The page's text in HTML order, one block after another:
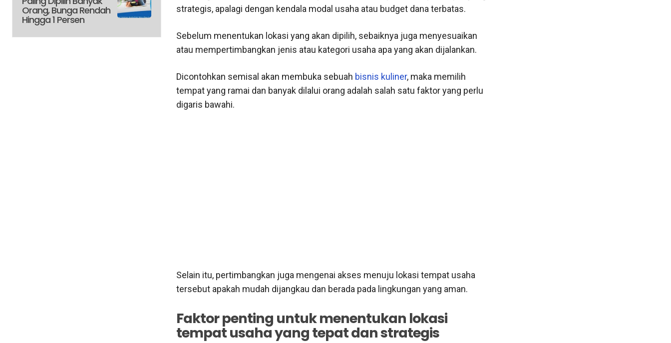
Orang, Bunga Rendah
Hingga 1 Persen
strategis, apalagi dengan kendala modal usaha atau budget dana terbatas.
Sebelum menentukan lokasi yang akan dipilih, sebaiknya juga menyesuaikan
atau mempertimbangkan jenis atau kategori usaha apa yang akan dijalankan.
Dicontohkan semisal akan membuka sebuah bisnis kuliner, maka memilih
tempat yang ramai dan banyak dilalui orang adalah salah satu faktor yang perlu
digaris bawahi.
Selain itu, pertimbangkan juga mengenai akses menuju lokasi tempat usaha
tersebut apakah mudah dijangkau dan berada pada lingkungan yang aman.
Faktor penting untuk menentukan lokasi
tempat usaha yang tepat dan strategis